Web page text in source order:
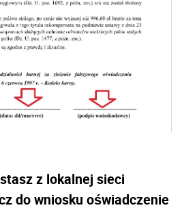
z lokalnej sieci
do wniosku oświadczenie